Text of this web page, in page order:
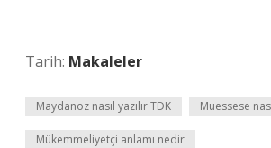
Tarih: Makaleler
Maydanoz nasıl yazılır TDK Muessese
Mükemmeliyetçi anlamı nedir